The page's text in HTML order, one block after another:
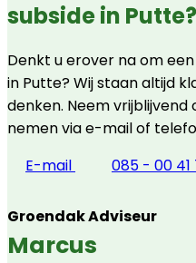
subside in Putte?
Denkt u erover na om
in Putte? Wij staan altijd
denken. Neem
nemen via e-mail of
E-mail
085 - 00 41
Groendak Adviseur
Marcus